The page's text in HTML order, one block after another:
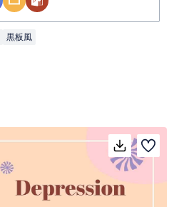
黒板風